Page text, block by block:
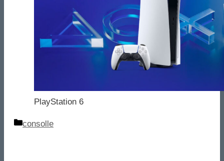
PlayStation 6
Categorie
consolle